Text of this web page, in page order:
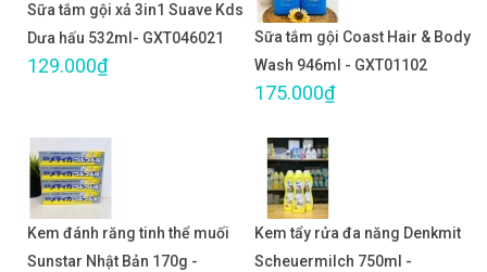
Sữa tắm gội xả 3in1 Suave Kds
Dưa hấu 532ml- GXT046021
129.000₫
Sữa tắm gội Coast Hair & Body
Wash 946ml - GXT01102
175.000₫
Kem đánh răng tinh thể muối
Sunstar Nhật Bản 170g -
Kem tẩy rửa đa năng Denkmit
Scheuermilch 750ml -